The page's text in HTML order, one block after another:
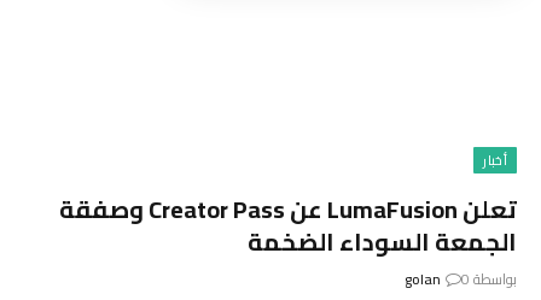
أخبار
تعلن LumaFusion عن Creator Pass وصفقة
الجمعة السوداء الضخمة
بواسطة golan 0